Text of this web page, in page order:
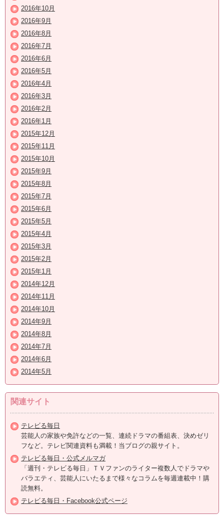
2016年10月
2016年9月
2016年8月
2016年7月
2016年6月
2016年5月
2016年4月
2016年3月
2016年2月
2016年1月
2015年12月
2015年11月
2015年10月
2015年9月
2015年8月
2015年7月
2015年6月
2015年5月
2015年4月
2015年3月
2015年2月
2015年1月
2014年12月
2014年11月
2014年10月
2014年9月
2014年8月
2014年7月
2014年6月
2014年5月
関連サイト
テレビる毎日
芸能人の家族や免許などの一覧、連続ドラマの番組表、決めゼリ
フなど。テレビ関連資料も満載！当ブログの親サイト。
テレビる毎日・公式メルマガ
「週刊・テレビる毎日」ＴＶファンのライター複数人でドラマや
バラエティ、芸能人にいたるまで様々なコラムを毎週連載中！購
読無料。
テレビる毎日・Facebook公式ページ